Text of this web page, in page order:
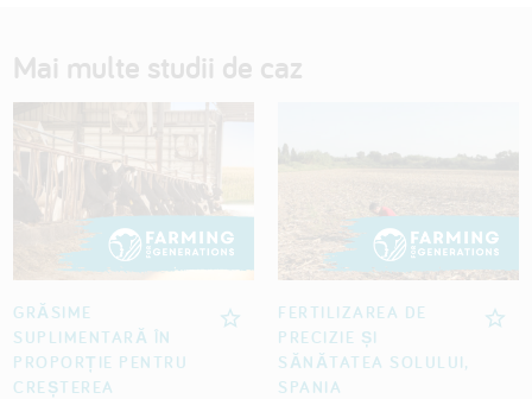
Mai multe studii de caz
GRĂSIME
SUPLIMENTARĂ ÎN
PROPORȚIE PENTRU
CREȘTEREA
FERTILIZAREA DE
PRECIZIE ȘI
SĂNĂTATEA SOLULUI,
SPANIA